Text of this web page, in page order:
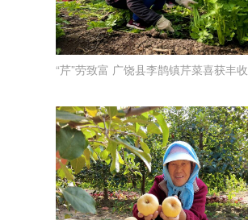
“芹”劳致富 广饶县李鹊镇芹菜喜获丰收